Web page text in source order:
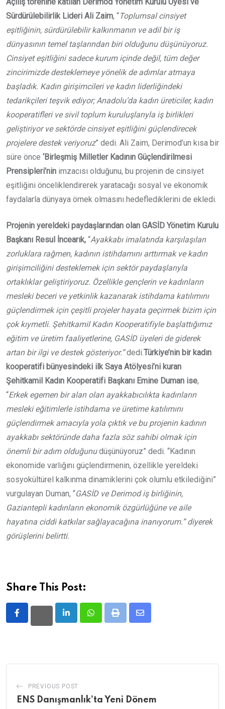
Sürdürülebilirlik Lideri Ali Zaim, “Toplumsal cinsiyet
eşitliğinin, sürdürülebilir kalkınmanın ve adil bir iş
dünyasının temel taşlarından biri olduğunu düşünüyoruz.
Cinsiyet eşitliğini sadece kurum içinde değil, tüm değer
zincirimizde desteklemeye yönelik de adımlar atmaya
başladık. Kadın girişimcileri ve kadın liderliğindeki
tedarikçileri teşvik ediyor; Anadolu’da kadın üreticiler, kadın
kooperatifleri ve sivil toplum kuruluşlarıyla iş birlikleri
geliştiriyor ve sektörde cinsiyet eşitliğini güçlendirecek
projelere destek veriyoruz” dedi. Ali Zaim, Derimod’un kısa bir
süre önce ‘Birleşmiş Milletler Kadının Güçlendirilmesi
Prensipleri’nin imzacısı olduğunu, bu projenin de cinsiyet
eşitliğini önceliklendirerek yaratacağı sosyal ve ekonomik
faydalarla dünyaya örnek olmasını hedeflediklerini de ekledi.
Projenin yereldeki paydaşlarından olan GASİD Yönetim Kurulu
Başkanı Resul İncearık, “Ayakkabı imalatında karşılaşılan
zorluklara rağmen, kadının istihdamını arttırmak ve kadın
girişimciliğini desteklemek için sektör paydaşlarıyla
ortaklıklar geliştiriyoruz. Özellikle gençlerin ve kadınların
mesleki beceri ve yetkinlik kazanarak istihdama katılımını
güçlendirmek için çeşitli projeler hayata geçirmek bizim için
çok kıymetli. Şehitkamil Kadın Kooperatifiyle başlattığımız
eğitim ve üretim faaliyetlerine, GASİD üyeleri de giderek
artan bir ilgi ve destek gösteriyor.”dedi. Türkiye’nin bir kadın
kooperatifi bünyesindeki ilk Saya Atölyesi’ni kuran
Şehitkamil Kadın Kooperatifi Başkanı Emine Duman ise,
“Erkek egemen bir alan olan ayakkabıcılıkta kadınların
mesleki eğitimlerle istihdama ve üretime katılımını
güçlendirmek amacıyla yola çıktık ve bu projenin kadının
ayakkabı sektöründe daha fazla söz sahibi olmak için
önemli bir adım olduğunudüşünüyoruz” dedi. “Kadının
ekonomide varlığını güçlendirmenin, özellikle yereldeki
sosyokültürel kalkınma dinamiklerini çok olumlu etkilediğini”
vurgulayan Duman, “GASİD ve Derimod iş birliğinin,
Gaziantepli kadınların ekonomik özgürlüğüne ve aile
hayatına ciddi katkılar sağlayacağına inanıyorum.” diyerek
görüşlerini belirtti.
Share This Post:
LinkedInWhatsappPrint
Share
PREVIOUS POST
ENS Danışmanlık’ta Yeni Dönem